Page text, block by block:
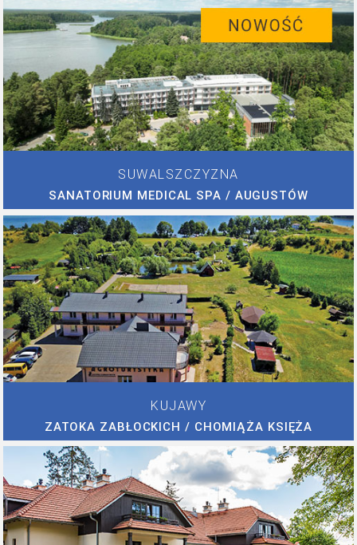
SUWALSZCZYZNA
SANATORIUM MEDICAL SPA / AUGUSTÓW
KUJAWY
ZATOKA ZABŁOCKICH / CHOMIĄŻA KSIĘŻA